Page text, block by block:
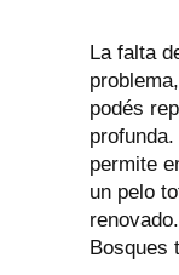
La falta
podés
permite
un pelo
Bosques